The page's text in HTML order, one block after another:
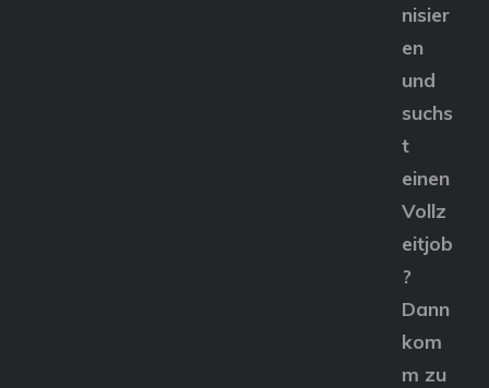
nisier
en
und
suchs
t
einen
Vollz
eitjob
?
Dann
kom
m zu